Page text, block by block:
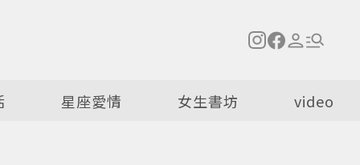
星座愛情 女生書坊 video